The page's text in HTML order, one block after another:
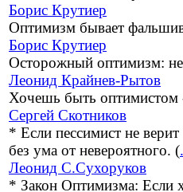
Борис Крутиер
Оптимизм бывает
Борис Крутиер
Осторожный оптимизм:
Леонид Крайнев-Рытов
Хочешь быть оптимистом
Сергей Скотников
* Если пессимист не
без ума от невероятного. (
Леонид С.Сухоруков
* Закон Оптимизма: Если